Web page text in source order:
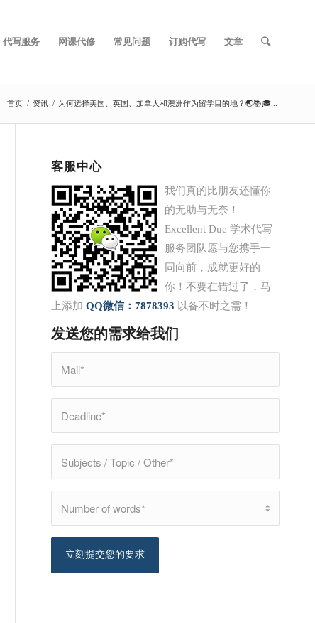
代写服务 网课代修 常见问题 订购代写 文章
首页 / 资讯 / 为何选择美国、英国、加拿大和澳洲作为留学目的地？🌏📚🎓...
客服中心
我们真的比朋友还懂你
的无助与无奈！
Excellent Due 学术代写
服务团队愿与您携手一
同向前，成就更好的
你！不要在错过了，马
上添加 QQ微信：7878393 以备不时之需！
发送您的需求给我们